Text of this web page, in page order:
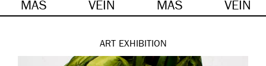
MÁS VEIN MÁS VEIN
ART EXHIBITION